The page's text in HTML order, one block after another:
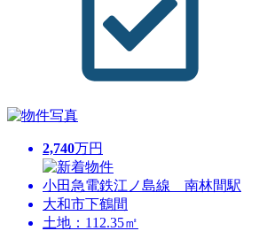
2,740万円
小田急電鉄江ノ島線 南林間駅
大和市下鶴間
土地：112.35㎡